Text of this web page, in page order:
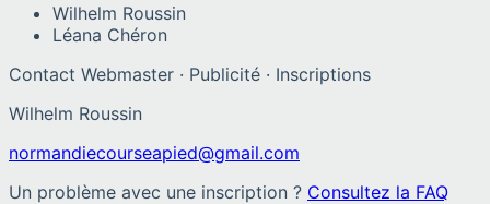
Wilhelm Roussin
Léana Chéron
Contact Webmaster · Publicité · Inscriptions
Wilhelm Roussin
normandiecourseapied@gmail.com
Un problème avec une inscription ? Consultez la FAQ